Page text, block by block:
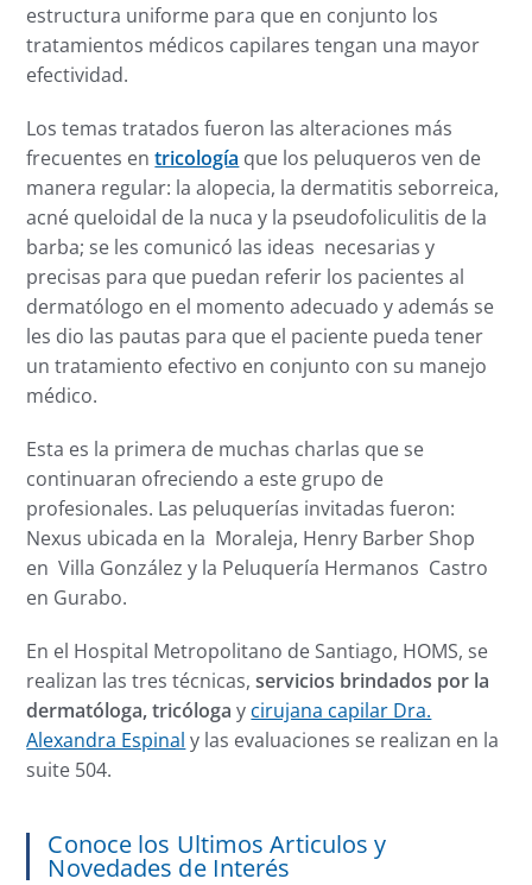
estructura uniforme para que en conjunto los
tratamientos médicos capilares tengan una mayor
efectividad.
Los temas tratados fueron las alteraciones más
frecuentes entricología que los peluqueros ven de
manera regular: la alopecia, la dermatitis seborreica,
acné queloidal de la nuca y la pseudofoliculitis de la
barba; se les comunicó las ideas necesarias y
precisas para que puedan referir los pacientes al
dermatólogo en el momento adecuado y además se
les dio las pautas para que el paciente pueda tener
un tratamiento efectivo en conjunto con su manejo
médico.
Esta es la primera de muchas charlas que se
continuaran ofreciendo a este grupo de
profesionales. Las peluquerías invitadas fueron:
Nexus ubicada en la Moraleja, Henry Barber Shop
en Villa González y la Peluquería Hermanos Castro
en Gurabo.
En el Hospital Metropolitano de Santiago, HOMS, se
realizan las tres técnicas,servicios brindados por la
dermatóloga, tricóloga y cirujana capilar Dra.
Alexandra Espinal y las evaluaciones se realizan en la
suite 504.
Conoce los Ultimos Articulos y
Novedades de Interés